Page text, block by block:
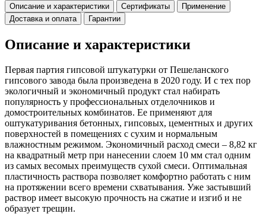
Описание и характеристики Сертификаты
Применение
Доставка и оплата
Гарантии
Описание и характеристики
Первая партия гипсовой штукатурки от Пешеланского
гипсового завода была произведена в 2020 году. И с тех пор
экологичный и экономичный продукт стал набирать
популярность у профессиональных отделочников и
домостроительных комбинатов. Ее применяют для
оштукатуривания бетонных, гипсовых, цементных и других
поверхностей в помещениях с сухим и нормальным
влажностным режимом. Экономичный расход смеси – 8,82 кг
на квадратный метр при нанесении слоем 10 мм стал одним
из самых весомых преимуществ сухой смеси. Оптимальная
пластичность раствора позволяет комфортно работать с ним
на протяжении всего времени схватывания. Уже застывший
раствор имеет высокую прочность на сжатие и изгиб и не
образует трещин.